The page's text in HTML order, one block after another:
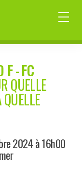
F-FC
QUELLE
2024 à 16h00